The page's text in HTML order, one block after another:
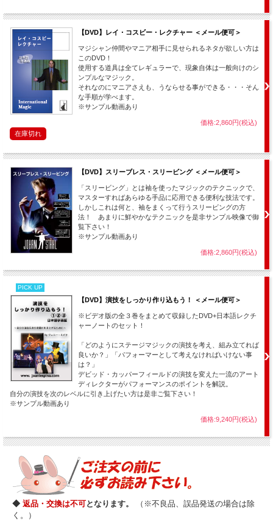
【DVD】レイ・コスビー・レクチャー ＜メール便可＞
マジシャン仲間やマニア相手に見せられるネタが欲しい方は
このDVD！
使用する道具は全てレギュラーで、現象自体は一般向けのシ
ンプルなマジック。
それなのにマニアさえも、うならせる事ができる・・・そん
な手順が学べます。
※サンプル動画あり
価格:2,860円(税込)
在庫切れ
【DVD】スリーブレス・スリービング ＜メール便可＞
「スリービング」とは袖を使ったマジックのテクニックで、
マスターすればあらゆる手品に応用できる便利な技法です。
しかしこれは何と、袖をまくって行うスリービングの方
法！ あまりに鮮やかなテクニックを是非サンプル映像で御
覧下さい！
※サンプル動画あり
価格:2,860円(税込)
PICK UP
【DVD】演技をしっかり作り込もう！ ＜メール便可＞
※ビデオ版の全３巻をまとめて収録したDVD+日本語レクチ
ャーノートのセット！
「どのようにステージマジックの演技を考え、組み立てれば
良いか？」「パフォーマーとして考えなければいけない事
は？」
デビッド・カッパーフィールドの演技を変えた一流のアート
ディレクターがパフォーマンスのポイントを解説。
自分の演技を次のレベルに引き上げたい方は是非ご覧下さい！
※サンプル動画あり
価格:9,240円(税込)
◆ 返品・交換は不可となります。
（※不良品、誤品発送の場合は除
く。）